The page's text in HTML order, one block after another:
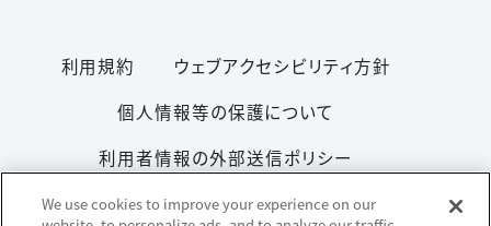
利用規約
ウェブアクセシビリティ方針
個人情報等の保護について
利用者情報の外部送信ポリシー
ソーシャルメディアポリシー
サイトマップ
We use cookies to improve your experience on our